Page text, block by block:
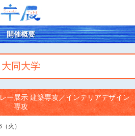
開催概要
大同大学
ー展示 建築専攻／インテリアデザイン
専攻
火）